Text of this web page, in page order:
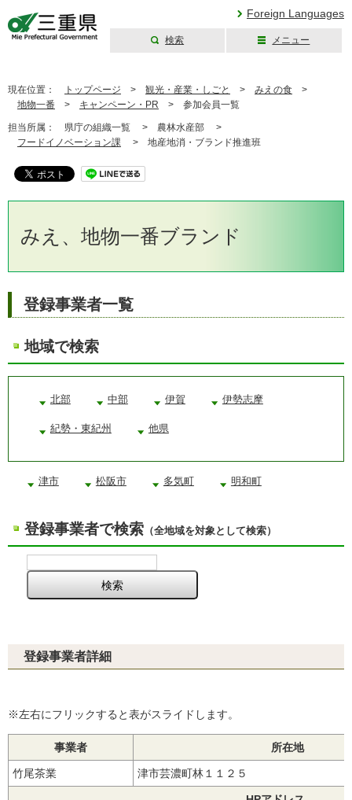
Foreign Languages
検索 メニュー
現在位置： トップページ > 観光・産業・しごと > みえの食 >
地物一番 > キャンペーン・PR > 参加会員一覧
担当所属： 県庁の組織一覧 > 農林水産部 >
フードイノベーション課 > 地産地消・ブランド推進班
みえ、地物一番ブランド
登録事業者一覧
地域で検索
北部 中部 伊賀 伊勢志摩
紀勢・東紀州 他県
津市 松阪市 多気町 明和町
登録事業者で検索 （全地域を対象として検索）
登録事業者詳細
※左右にフリックすると表がスライドします。
事業者 所在地
竹尾茶業 津市芸濃町林１１２５